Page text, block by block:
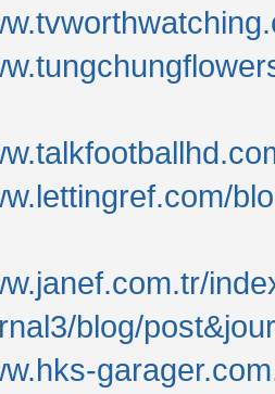
blog/